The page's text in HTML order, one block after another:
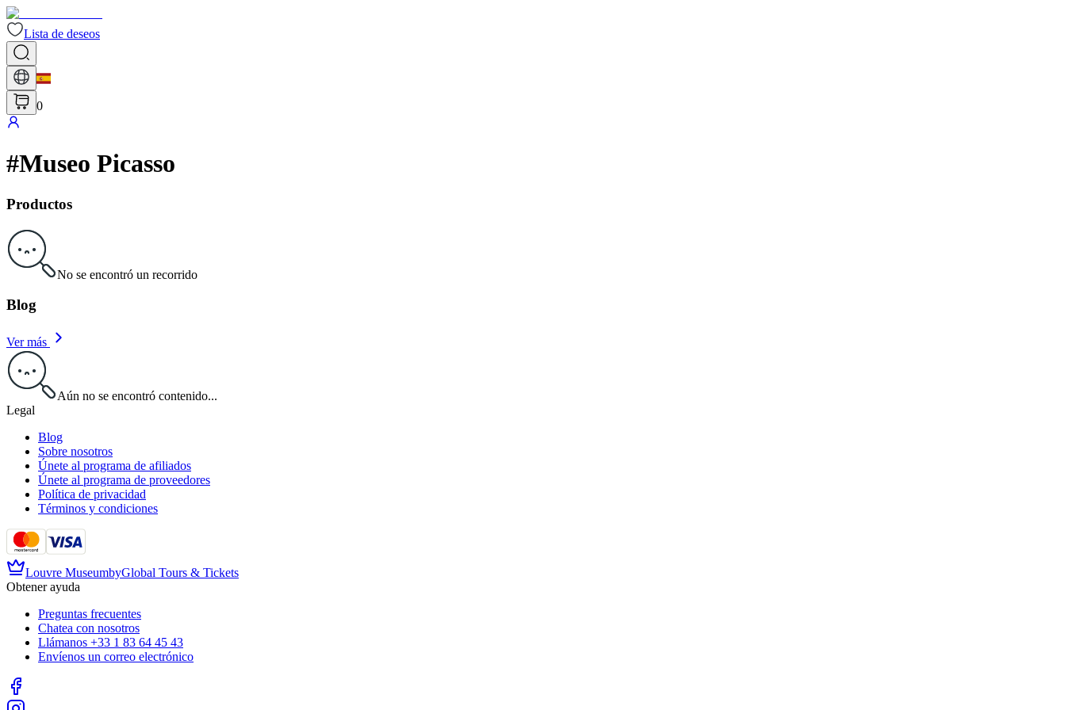
Lista de deseos
0
#Museo Picasso
Productos
No se encontró un recorrido
Blog
Ver más
Aún no se encontró contenido...
Legal
Blog
Sobre nosotros
Únete al programa de afiliados
Únete al programa de proveedores
Política de privacidad
Términos y condiciones
Louvre MuseumbyGlobal Tours & Tickets
Obtener ayuda
Preguntas frecuentes
Chatea con nosotros
Llámanos +33 1 83 64 45 43
Envíenos un correo electrónico